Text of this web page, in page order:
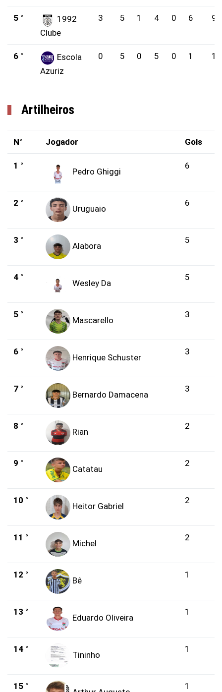
5 °
1992
Clube
3 5 1 4 0 6 9
6 °
Escola
Azuriz
0 5 0 5 0 1 15
Artilheiros
N° Jogador Gols
1 °
Pedro Ghiggi
6
2 °
Uruguaio
6
3 °
Alabora
5
4 °
Wesley Da
5
5 °
Mascarello
3
6 °
Henrique Schuster
3
7 °
Bernardo Damacena
3
8 °
Rian
2
9 °
Catatau
2
10 °
Heitor Gabriel
2
11 °
Michel
2
12 °
Bê
1
13 °
Eduardo Oliveira
1
14 °
Tininho
1
15 ° 1